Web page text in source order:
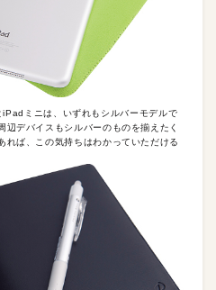
ミニは、いずれもシルバーモデルで
デバイスもシルバーのものを揃えたく
れば、この気持ちはわかっていただける